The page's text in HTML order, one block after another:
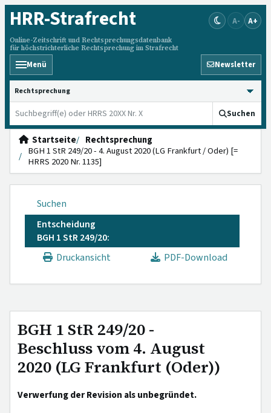
HRR-Strafrecht
Online-Zeitschrift und Rechtsprechungsdatenbank
für höchstrichterliche Rechtsprechung im Strafrecht
A- A+
Menü Newsletter
HRRS durchsuchen
Suchen
Startseite
Rechtsprechung
BGH 1 StR 249/20 - 4. August 2020 (LG Frankfurt / Oder) [=
HRRS 2020 Nr. 1135]
Suchen
Entscheidung
BGH 1 StR 249/20:
Druckansicht
PDF-Download
BGH 1 StR 249/20 -
Beschluss vom 4. August
2020 (LG Frankfurt (Oder))
Verwerfung der Revision als unbegründet.